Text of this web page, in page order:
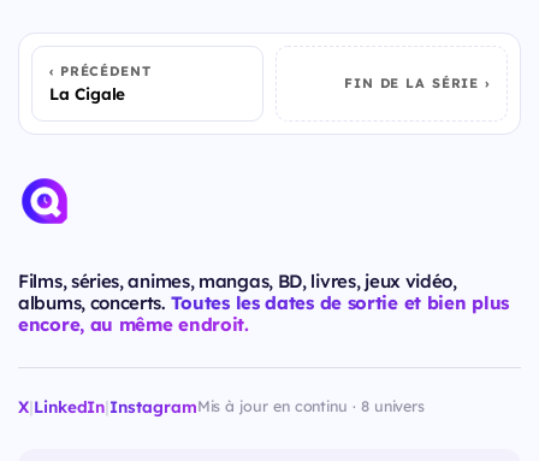
PRÉCÉDENT
La Cigale FIN DE LA SÉRIE
Films, séries, animes, mangas, BD, livres, jeux vidéo,
albums, concerts. Toutes les dates de sortie et bien plus
encore, au même endroit.
X|LinkedIn|InstagramMis à jour en continu · 8 univers